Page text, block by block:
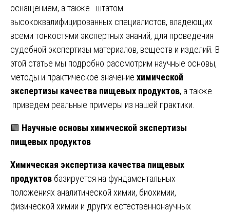
оснащением, а также штатом
высококвалифицированных специалистов, владеющих
всеми тонкостями экспертных знаний, для проведения
судебной экспертизы материалов, веществ и изделий. В
этой статье мы подробно рассмотрим научные основы,
методы и практическое значение химической
экспертизы качества пищевых продуктов, а также
приведем реальные примеры из нашей практики.
🟩 Научные основы химической экспертизы
пищевых продуктов
Химическая экспертиза качества пищевых
продуктов базируется на фундаментальных
положениях аналитической химии, биохимии,
физической химии и других естественнонаучных